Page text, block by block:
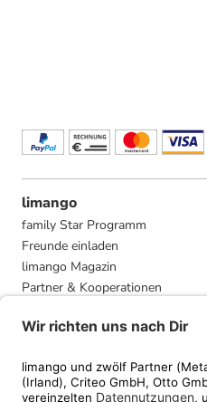
limango
family Star Programm
Freunde einladen
limango Magazin
Partner & Kooperationen
Presse